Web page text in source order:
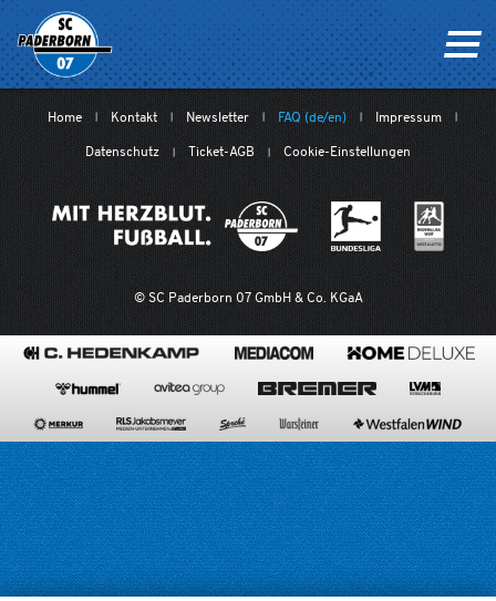
Home Kontakt Newsletter FAQ (de/en) Impressum
Datenschutz Ticket-AGB Cookie-Einstellungen
© SC Paderborn 07 GmbH & Co. KGaA